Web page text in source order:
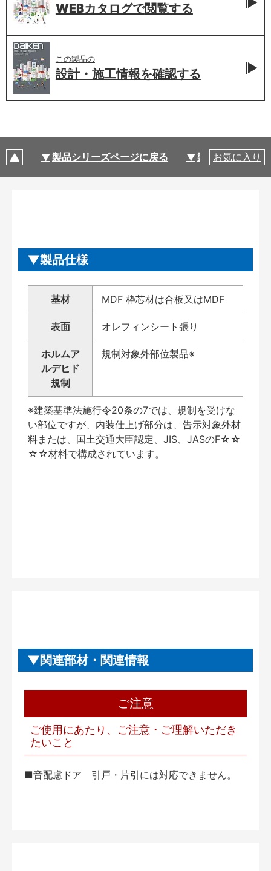
WEBカタログで閲覧する
この製品の
設計・施工情報を確認する
製品シリーズページに戻る 製品仕様
お気に入り
製品仕様
基材 MDF 枠芯材は合板又はMDF
表面 オレフィンシート張り
ホルムア
ルデヒド
規制
規制対象外部位製品※
※建築基準法施行令20条の7では、規制を受けな
い部位ですが、内装仕上げ部分は、告示対象外材
料または、国土交通大臣認定、JIS、JASのF☆☆
☆☆材料で構成されています。
関連部材・関連情報
ご注意
ご使用にあたり、ご注意・ご理解いただき
たいこと
■音配慮ドア 引戸・片引には対応できません。